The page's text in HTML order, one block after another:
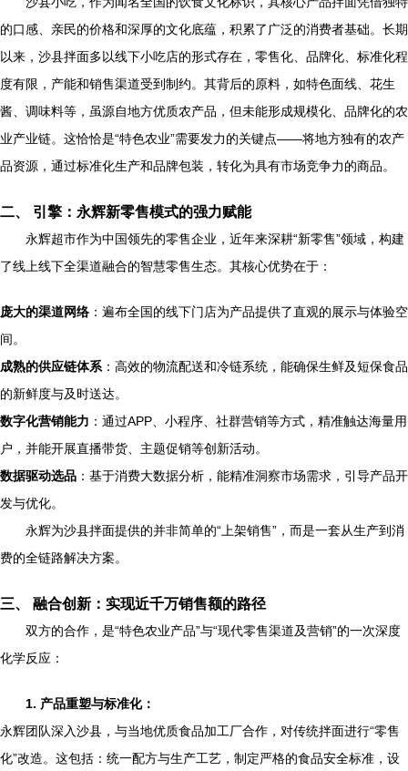
的口感、亲民的价格和深厚的文化底蕴，积累了广泛的消费者基础。长期
以来，沙县拌面多以线下小吃店的形式存在，零售化、品牌化、标准化程
度有限，产能和销售渠道受到制约。其背后的原料，如特色面线、花生
酱、调味料等，虽源自地方优质农产品，但未能形成规模化、品牌化的农
业产业链。这恰恰是“特色农业”需要发力的关键点——将地方独有的农产
品资源，通过标准化生产和品牌包装，转化为具有市场竞争力的商品。
二、 引擎：永辉新零售模式的强力赋能
永辉超市作为中国领先的零售企业，近年来深耕“新零售”领域，构建
了线上线下全渠道融合的智慧零售生态。其核心优势在于：
庞大的渠道网络 ：遍布全国的线下门店为产品提供了直观的展示与体验空
间。
成熟的供应链体系 ：高效的物流配送和冷链系统，能确保生鲜及短保食品
的新鲜度与及时送达。
数字化营销能力 ：通过APP、小程序、社群营销等方式，精准触达海量用
户，并能开展直播带货、主题促销等创新活动。
数据驱动选品 ：基于消费大数据分析，能精准洞察市场需求，引导产品开
发与优化。
永辉为沙县拌面提供的并非简单的“上架销售”，而是一套从生产到消
费的全链路解决方案。
三、 融合创新：实现近千万销售额的路径
双方的合作，是“特色农业产品”与“现代零售渠道及营销”的一次深度
化学反应：
1. 产品重塑与标准化：
永辉团队深入沙县，与当地优质食品加工厂合作，对传统拌面进行“零售
化”改造。这包括：统一配方与生产工艺，制定严格的食品安全标准，设